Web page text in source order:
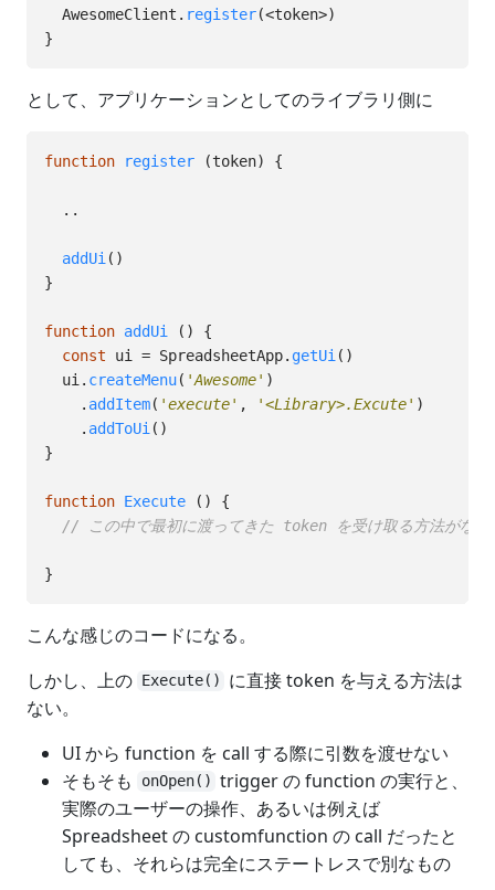
AwesomeClient . register(<token>)
}
として、アプリケーションとしてのライブラリ側に
function register (token) {
..
addUi ()
}
function addUi ()
{
const
ui = SpreadsheetApp. getUi ()
ui . createMenu( 'Awesome' )
. addItem( 'execute' , '<Library>.Excute' )
. addToUi ()
}
function Execute ()
{
// この中で最初に渡ってきた token を受け取る方法がない
}
こんな感じのコードになる。
しかし、上の
Execute()
に直接 token を与える方法は
ない。
UI から function を call する際に引数を渡せない
そもそも
onOpen() trigger の function の実行と、
実際のユーザーの操作、あるいは例えば
Spreadsheet の customfunction の call だったと
しても、それらは完全にステートレスで別なもの